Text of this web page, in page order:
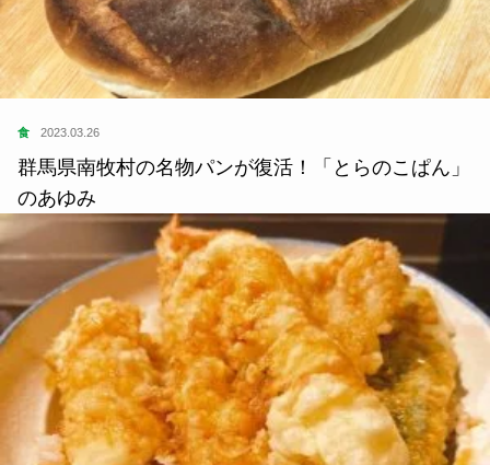
食 2023.03.26
群馬県南牧村の名物パンが復活！「とらのこぱん」
のあゆみ